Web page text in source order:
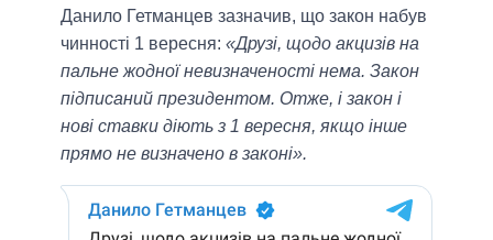
Данило Гетманцев зазначив, що закон набув
чинності 1 вересня: «Друзі, щодо акцизів на
пальне жодної невизначеності нема. Закон
підписаний президентом. Отже, і закон і
нові ставки діють з 1 вересня, якщо інше
прямо не визначено в законі».